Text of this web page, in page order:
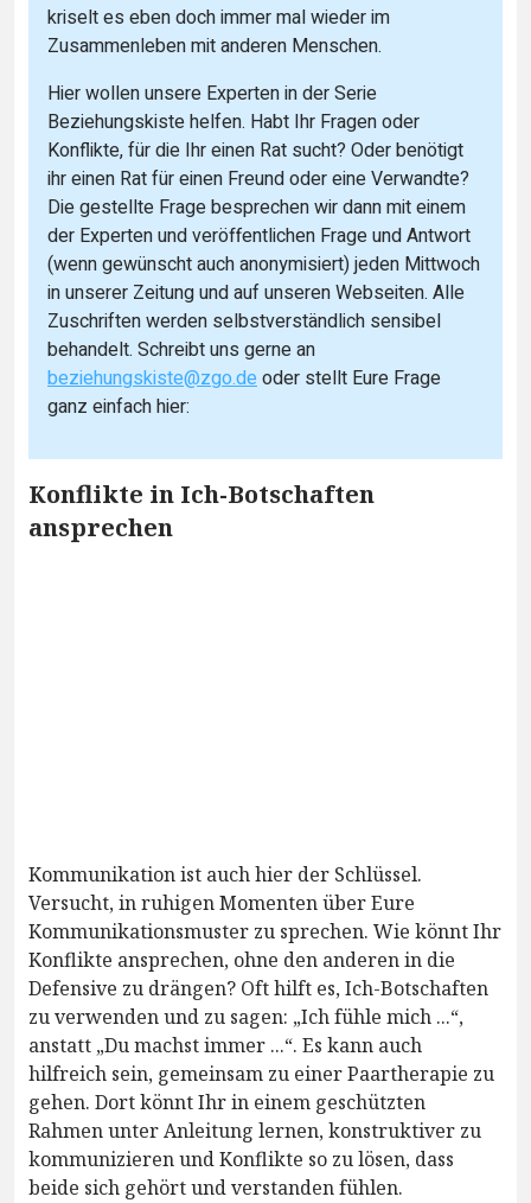
kriselt es eben doch immer mal wieder im
Zusammenleben mit anderen Menschen.
Hier wollen unsere Experten in der Serie
Beziehungskiste helfen. Habt Ihr Fragen oder
Konflikte, für die Ihr einen Rat sucht? Oder benötigt
ihr einen Rat für einen Freund oder eine Verwandte?
Die gestellte Frage besprechen wir dann mit einem
der Experten und veröffentlichen Frage und Antwort
(wenn gewünscht auch anonymisiert) jeden Mittwoch
in unserer Zeitung und auf unseren Webseiten. Alle
Zuschriften werden selbstverständlich sensibel
behandelt. Schreibt uns gerne an
beziehungskiste@zgo.deoder stellt Eure Frage
ganz einfach hier:
Konflikte in Ich-Botschaften
ansprechen
Kommunikation ist auch hier der Schlüssel.
Versucht, in ruhigen Momenten über Eure
Kommunikationsmuster zu sprechen. Wie könnt Ihr
Konflikte ansprechen, ohne den anderen in die
Defensive zu drängen? Oft hilft es, Ich-Botschaften
zu verwenden und zu sagen: „Ich fühle mich ...“,
anstatt „Du machst immer ...“. Es kann auch
hilfreich sein, gemeinsam zu einer Paartherapie zu
gehen. Dort könnt Ihr in einem geschützten
Rahmen unter Anleitung lernen, konstruktiver zu
kommunizieren und Konflikte so zu lösen, dass
beide sich gehört und verstanden fühlen.